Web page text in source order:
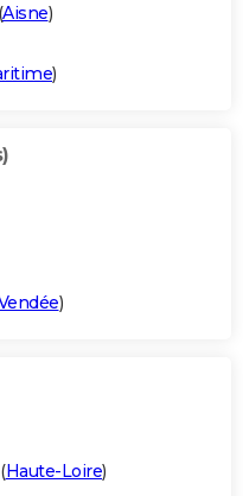
(Aisne)
)
)
(Haute-Loire)